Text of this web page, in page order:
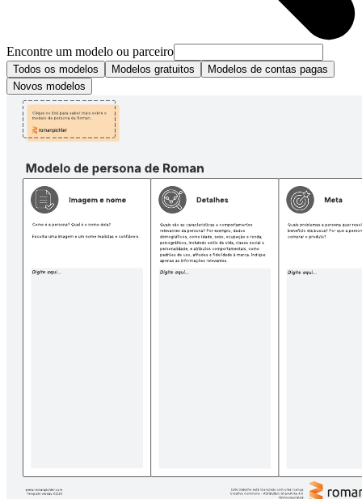
Encontre um modelo ou parceiro
Todos os modelos Modelos gratuitos
Modelos de contas pagas
Novos modelos